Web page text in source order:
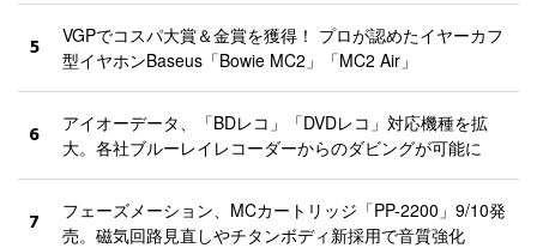
5
VGPでコスパ大賞＆金賞を獲得！ プロが認めたイヤーカフ
型イヤホンBaseus「Bowie MC2」「MC2 Air」
6
アイオーデータ、「BDレコ」「DVDレコ」対応機種を拡
大。各社ブルーレイレコーダーからのダビングが可能に
7
フェーズメーション、MCカートリッジ「PP-2200」9/10発
売。磁気回路見直しやチタンボディ新採用で音質強化